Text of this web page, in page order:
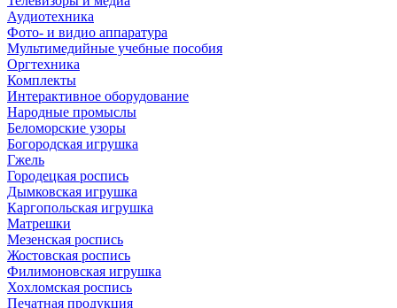
Аудиотехника
Фото- и видио аппаратура
Мультимедийные учебные пособия
Оргтехника
Комплекты
Интерактивное оборудование
Народные промыслы
Беломорские узоры
Богородская игрушка
Гжель
Городецкая роспись
Дымковская игрушка
Каргопольская игрушка
Матрешки
Мезенская роспись
Жостовская роспись
Филимоновская игрушка
Хохломская роспись
Печатная продукция